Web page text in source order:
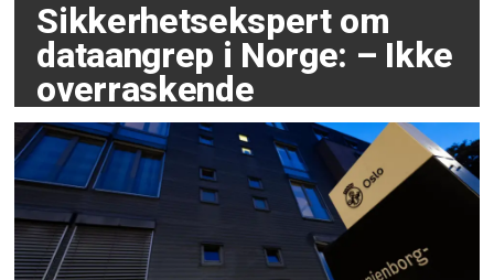
Sikkerhetsekspert om
dataangrep i Norge: – Ikke
overraskende